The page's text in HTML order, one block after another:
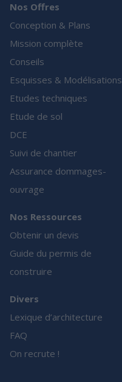
Nos Offres
Conception & Plans
Mission complète
Conseils
Esquisses & Modélisations
Etudes techniques
Etude de sol
DCE
Suivi de chantier
Assurance dommages-
ouvrage
Nos Ressources
Obtenir un devis
Guide du permis de
construire
Divers
Lexique d’architecture
FAQ
On recrute !